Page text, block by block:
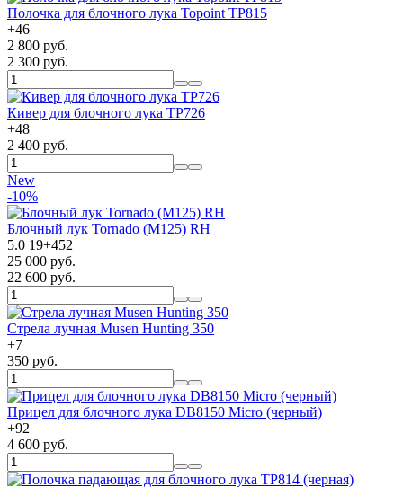
Полочка для блочного лука Topoint TP815
+46
2 800 руб.
2 300 руб.
Кивер для блочного лука TP726
+48
2 400 руб.
New
-10%
Блочный лук Tornado (M125) RH
5.0 19+452
25 000 руб.
22 600 руб.
Стрела лучная Musen Hunting 350
+7
350 руб.
Прицел для блочного лука DB8150 Micro (черный)
+92
4 600 руб.